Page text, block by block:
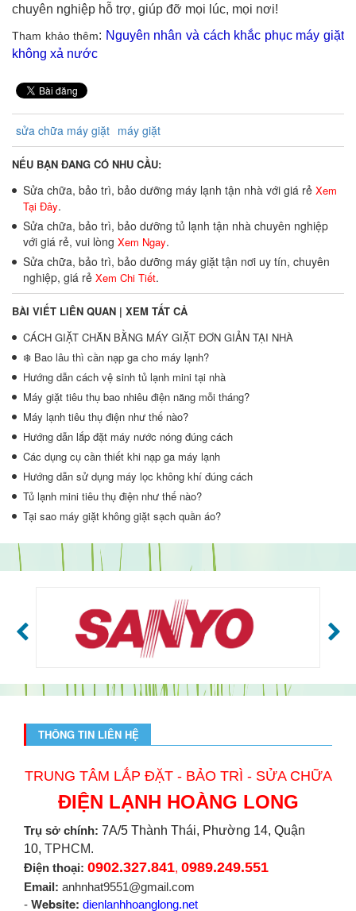
chuyên nghiệp hỗ trợ, giúp đỡ mọi lúc, mọi nơi!
Tham khảo thêm: Nguyên nhân và cách khắc phục máy giặt
không xả nước
sửa chữa máy giặt máy giặt
NẾU BẠN ĐANG CÓ NHU CẦU:
Sửa chữa, bảo trì, bảo dưỡng máy lạnh tận nhà với giá rẻ Xem
Tại Đây.
Sửa chữa, bảo trì, bảo dưỡng tủ lạnh tận nhà chuyên nghiệp
với giá rẻ, vui lòng Xem Ngay.
Sửa chữa, bảo trì, bảo dưỡng máy giặt tận nơi uy tín, chuyên
nghiệp, giá rẻ Xem Chi Tiết.
BÀI VIẾT LIÊN QUAN | XEM TẤT CẢ
CÁCH GIẶT CHĂN BẰNG MÁY GIẶT ĐƠN GIẢN TẠI NHÀ
❄️ Bao lâu thì cần nạp ga cho máy lạnh?
Hướng dẫn cách vệ sinh tủ lạnh mini tại nhà
Máy giặt tiêu thụ bao nhiêu điện năng mỗi tháng?
Máy lạnh tiêu thụ điện như thế nào?
Hướng dẫn lắp đặt máy nước nóng đúng cách
Các dụng cụ cần thiết khi nạp ga máy lạnh
Hướng dẫn sử dụng máy lọc không khí đúng cách
Tủ lạnh mini tiêu thụ điện như thế nào?
Tại sao máy giặt không giặt sạch quần áo?
THÔNG TIN LIÊN HỆ
TRUNG TÂM LẮP ĐẶT - BẢO TRÌ - SỬA CHỮA
ĐIỆN LẠNH HOÀNG LONG
Trụ sở chính: 7A/5 Thành Thái, Phường 14, Quận
10, TPHCM.
Điện thoại: 0902.327.841, 0989.249.551
Email: anhnhat9551@gmail.com
- Website: dienlanhhoanglong.net